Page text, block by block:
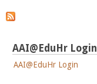
AAI@EduHr Login
AAI@EduHr Login